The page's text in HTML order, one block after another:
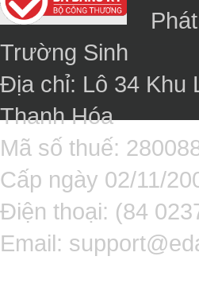
Trường Sinh
Địa chỉ: Lô 34 Khu
Thanh Hóa
Mã số thuế:
Cấp ngày 02/11/
Điện thoại: (84
Email: